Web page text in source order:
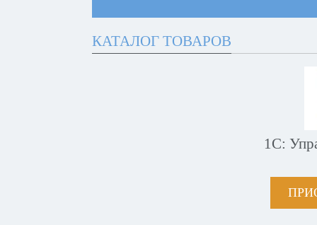
КАТАЛОГ ТОВАРОВ
1С: